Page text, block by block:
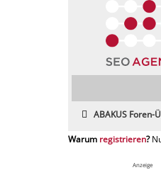
ABAKUS Foren-
registrieren
Anzeige